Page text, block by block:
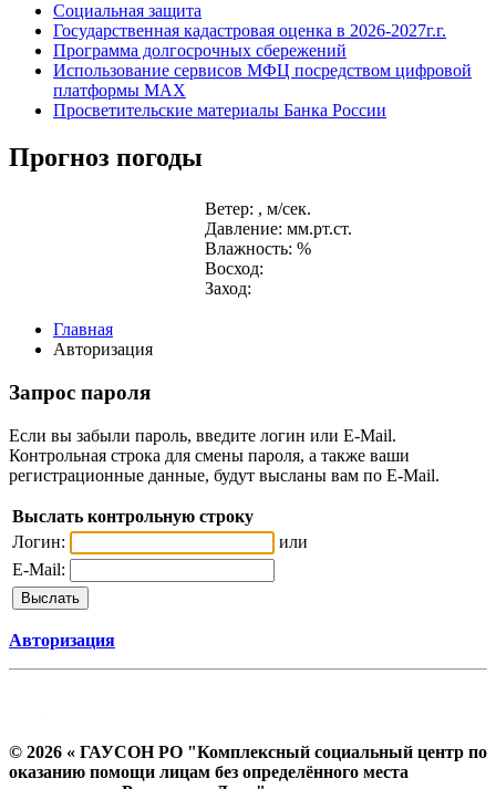
Социальная защита
Государственная кадастровая оценка в 2026-2027г.г.
Программа долгосрочных сбережений
Использование сервисов МФЦ посредством цифровой
платформы MAX
Просветительские материалы Банка России
Прогноз погоды
Ветер: , м/сек.
Давление: мм.рт.ст.
Влажность: %
Восход:
Заход:
Главная
Авторизация
Запрос пароля
Если вы забыли пароль, введите логин или E-Mail.
Контрольная строка для смены пароля, а также ваши
регистрационные данные, будут высланы вам по E-Mail.
Выслать контрольную строку
Логин:
или
E-Mail:
Авторизация
© 2026 « ГАУСОН РО "Комплексный социальный центр по
оказанию помощи лицам без определённого места